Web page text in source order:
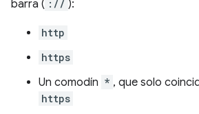
barra ( :// ):
http
https
Un comodín * , que solo
https